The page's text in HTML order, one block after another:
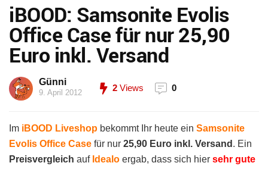
iBOOD: Samsonite Evolis
Office Case für nur 25,90
Euro inkl. Versand
Günni
9. April 2012 2 Views 0
Im iBOOD Liveshop bekommt Ihr heute ein Samsonite
Evolis Office Case für nur 25,90 Euro inkl. Versand . Ein
Preisvergleich auf Idealo ergab, dass sich hier sehr gute